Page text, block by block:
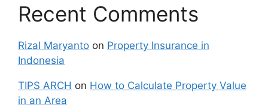
Recent Comments
Rizal Maryanto on Property Insurance in
Indonesia
TIPS ARCH on How to Calculate Property Value
in an Area